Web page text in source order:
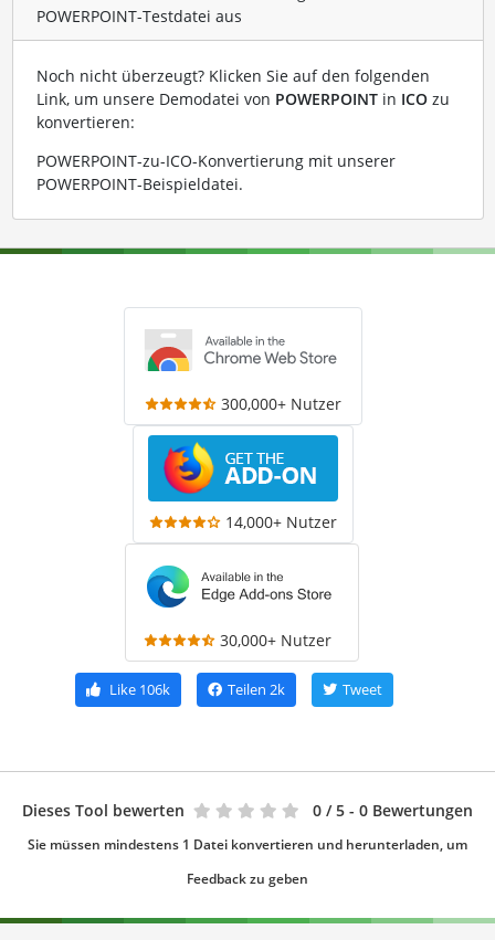
POWERPOINT-Testdatei aus
Noch nicht überzeugt? Klicken Sie auf den folgenden
Link, um unsere Demodatei von POWERPOINTin ICOzu
konvertieren:
POWERPOINT-zu-ICO-Konvertierung mit unserer
POWERPOINT-Beispieldatei.
300,000+ Nutzer
14,000+ Nutzer
30,000+ Nutzer
Like 106k Teilen 2k Tweet
Dieses Tool bewerten 0 / 5 - 0 Bewertungen
Sie müssen mindestens 1 Datei konvertieren und herunterladen, um
Feedback zu geben